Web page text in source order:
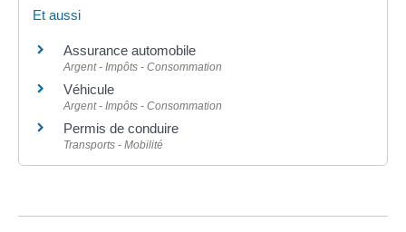
Et aussi
Assurance automobile
Argent - Impôts - Consommation
Véhicule
Argent - Impôts - Consommation
Permis de conduire
Transports - Mobilité